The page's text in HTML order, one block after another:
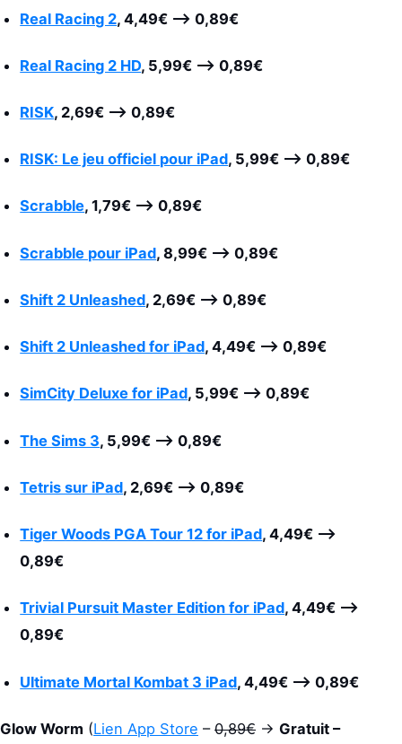
Real Racing 2,4,49€ –> 0,89€
Real Racing 2 HD, 5,99€ –> 0,89€
RISK, 2,69€ –> 0,89€
RISK: Le jeu officiel pour iPad, 5,99€ –> 0,89€
Scrabble, 1,79€ –> 0,89€
Scrabble pour iPad, 8,99€ –> 0,89€
Shift 2 Unleashed, 2,69€ –> 0,89€
Shift 2 Unleashed for iPad,4,49€ –> 0,89€
SimCity Deluxe for iPad, 5,99€ –> 0,89€
The Sims 3, 5,99€ –> 0,89€
Tetris sur iPad, 2,69€ –> 0,89€
Tiger Woods PGA Tour 12 for iPad,4,49€ –>
0,89€
Trivial Pursuit Master Edition for iPad,4,49€ –>
0,89€
Ultimate Mortal Kombat 3 iPad,4,49€ –> 0,89€
Glow Worm (Lien App Store – 0,89€ -> Gratuit –